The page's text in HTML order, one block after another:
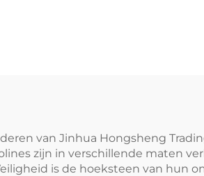
van Jinhua Hongsheng
zijn in verschillende maten
is de hoeksteen van hun